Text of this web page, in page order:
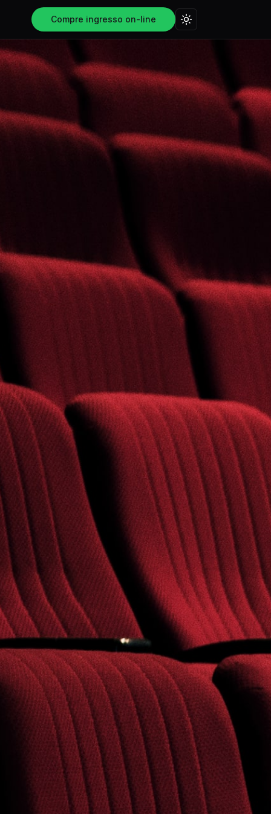
Compre ingresso on-line Mudar tema